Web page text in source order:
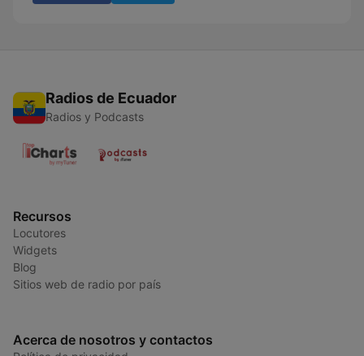
Radios de Ecuador
Radios y Podcasts
Recursos
Locutores
Widgets
Blog
Sitios web de radio por país
Acerca de nosotros y contactos